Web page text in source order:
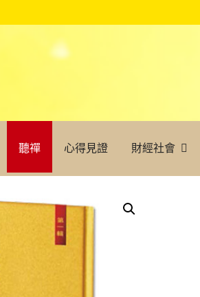
聽禪 心得見證 財經社會